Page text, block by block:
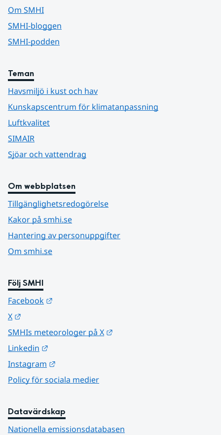
Om SMHI
SMHI-bloggen
SMHI-podden
Teman
Havsmiljö i kust och hav
Kunskapscentrum för klimatanpassning
Luftkvalitet
SIMAIR
Sjöar och vattendrag
Om webbplatsen
Tillgänglighetsredogörelse
Kakor på smhi.se
Hantering av personuppgifter
Om smhi.se
Följ SMHI
Facebook
X
SMHIs meteorologer på X
Linkedin
Instagram
Policy för sociala medier
Datavärdskap
Nationella emissionsdatabasen